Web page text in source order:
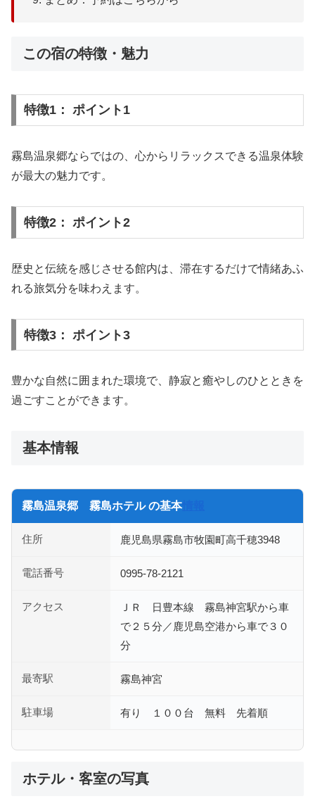
この宿の特徴・魅力
特徴1： ポイント1
霧島温泉郷ならではの、心からリラックスできる温泉体験
が最大の魅力です。
特徴2： ポイント2
歴史と伝統を感じさせる館内は、滞在するだけで情緒あふ
れる旅気分を味わえます。
特徴3： ポイント3
豊かな自然に囲まれた環境で、静寂と癒やしのひとときを
過ごすことができます。
基本情報
霧島温泉郷 霧島ホテル の基本情報
住所 鹿児島県霧島市牧園町高千穂3948
電話番号 0995-78-2121
アクセス
ＪＲ 日豊本線 霧島神宮駅から車
で２５分／鹿児島空港から車で３０
分
最寄駅 霧島神宮
駐車場 有り １００台 無料 先着順
ホテル・客室の写真